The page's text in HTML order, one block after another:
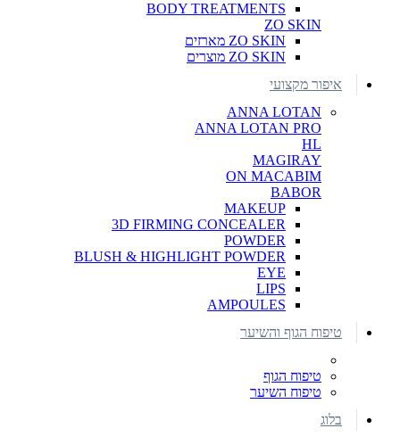
BODY TREATMENTS
ZO SKIN
ZO SKIN מארזים
ZO SKIN מוצרים
איפור מקצועי
ANNA LOTAN
ANNA LOTAN PRO
HL
MAGIRAY
ON MACABIM
BABOR
MAKEUP
3D FIRMING CONCEALER
POWDER
BLUSH & HIGHLIGHT POWDER
EYE
LIPS
AMPOULES
טיפוח הגוף והשיער
טיפוח הגוף
טיפוח השיער
בלוג